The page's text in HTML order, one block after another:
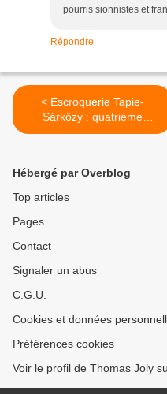
pourris sionnistes et
Répondre
< Escroquerie Tapie-
Sárközy : quatrième
audition pour la directrice
Hébergé par Overblog
Top articles
Pages
Contact
Signaler un abus
C.G.U.
Cookies et données
Préférences cookies
Voir le profil de Thomas Joly